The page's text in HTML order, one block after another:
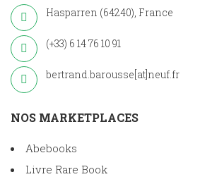
Hasparren (64240), France
(+33) 6 14 76 10 91
bertrand.barousse[at]neuf.fr
NOS MARKETPLACES
Abebooks
Livre Rare Book